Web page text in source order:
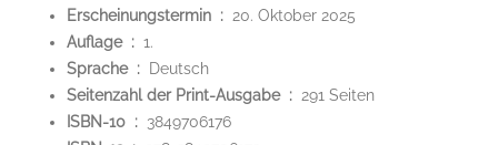
Erscheinungstermin ‏ : ‎ 20. Oktober 2025
Auflage ‏ : ‎ 1.
Sprache ‏ : ‎
Deutsch
Seitenzahl der Print-Ausgabe ‏ : ‎ 291 Seiten
ISBN-10 ‏ : ‎ 3849706176